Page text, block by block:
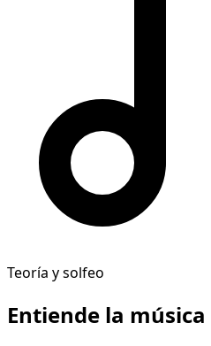
Teoría y solfeo
Entiende la música